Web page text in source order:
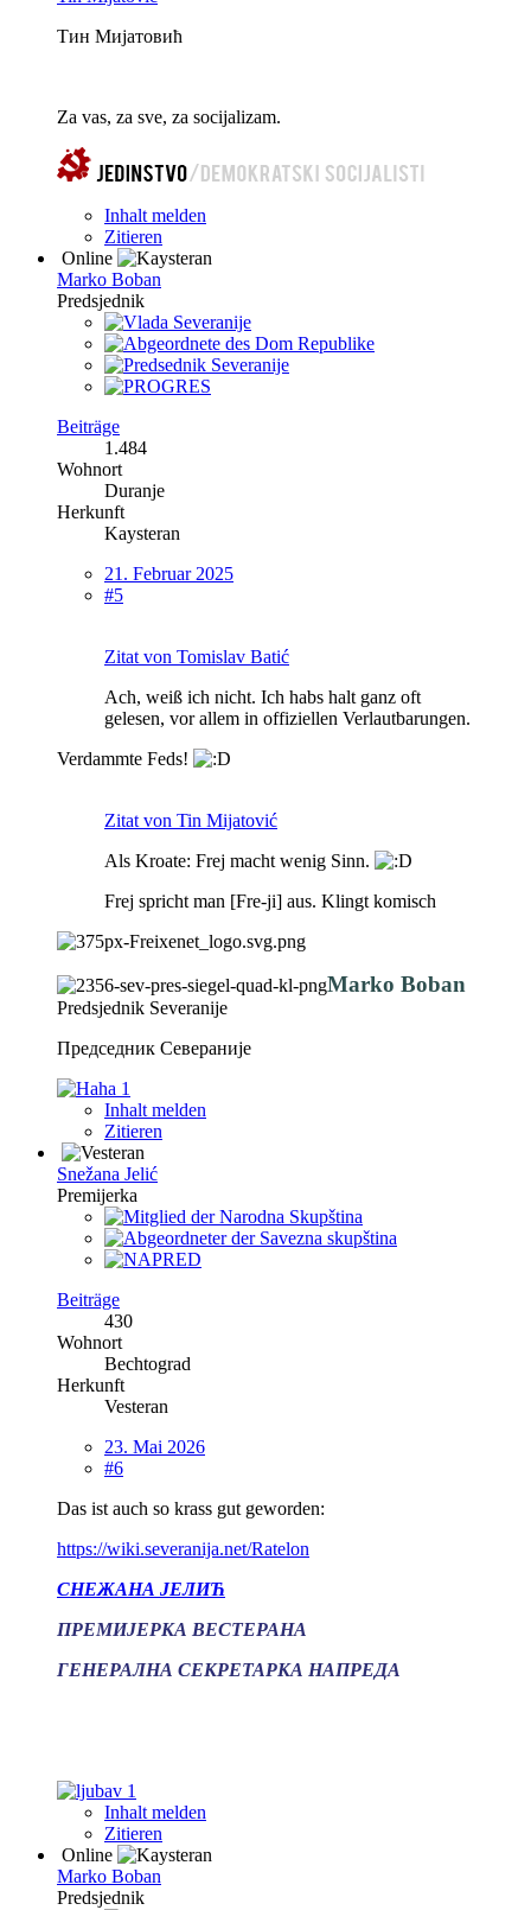
Тин Мијатовић
Za vas, za sve, za socijalizam.
Inhalt melden
Zitieren
Online
Marko Boban
Predsjednik
Beiträge
1.484
Wohnort
Duranje
Herkunft
Kaysteran
21. Februar 2025
#5
Zitat von Tomislav Batić
Ach, weiß ich nicht. Ich habs halt ganz oft
gelesen, vor allem in offiziellen Verlautbarungen.
Verdammte Feds!
Zitat von Tin Mijatović
Als Kroate: Frej macht wenig Sinn.
Frej spricht man [Fre-ji] aus. Klingt komisch
Marko Boban
Predsjednik Severanije
Председник Севераније
1
Inhalt melden
Zitieren
Snežana Jelić
Premijerka
Beiträge
430
Wohnort
Bechtograd
Herkunft
Vesteran
23. Mai 2026
#6
Das ist auch so krass gut geworden:
https://wiki.severanija.net/Ratelon
СНЕЖАНА ЈЕЛИЋ
ПРЕМИЈЕРКА ВЕСТЕРАНА
ГЕНЕРАЛНА СЕКРЕТАРКА НАПРЕДА
1
Inhalt melden
Zitieren
Online
Marko Boban
Predsjednik